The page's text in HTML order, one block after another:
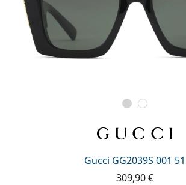
Gucci GG2039S 001 51
309,90 €